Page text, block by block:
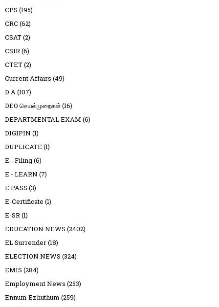
CPS (195)
CRC (62)
CSAT(2)
CSIR (6)
CTET(2)
Current Affairs (49)
D A (107)
DEO செயல்முறைகள்(16)
DEPARTMENTAL EXAM (6)
DIGIPIN (1)
DUPLICATE (1)
E - Filing(6)
E - LEARN (7)
E PASS (3)
E-Certificate (1)
E-SR (1)
EDUCATION NEWS (2402)
EL Surrender(18)
ELECTION NEWS (324)
EMIS (284)
Employment News (253)
Ennum Ezhuthum (259)